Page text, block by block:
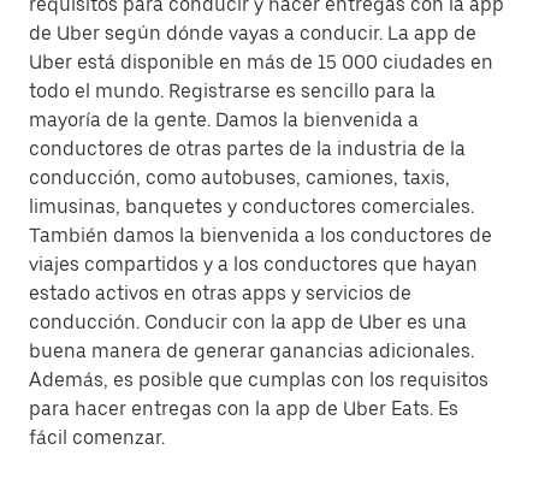
de Uber según dónde vayas a conducir. La app de
Uber está disponible en más de 15 000 ciudades en
todo el mundo. Registrarse es sencillo para la
mayoría de la gente. Damos la bienvenida a
conductores de otras partes de la industria de la
conducción, como autobuses, camiones, taxis,
limusinas, banquetes y conductores comerciales.
También damos la bienvenida a los conductores de
viajes compartidos y a los conductores que hayan
estado activos en otras apps y servicios de
conducción. Conducir con la app de Uber es una
buena manera de generar ganancias adicionales.
Además, es posible que cumplas con los requisitos
para hacer entregas con la app de Uber Eats. Es
fácil comenzar.